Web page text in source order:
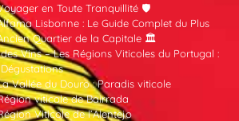
en Toute Tranquillité 🛡️
Lisbonne : Le Guide Complet du Plus
Quartier de la Capitale 🏛️
Vins – Les Régions Viticoles du Portugal :
Vallée du Douro : Paradis viticole
viticole de Bairrada
Viticole de l’Alentejo